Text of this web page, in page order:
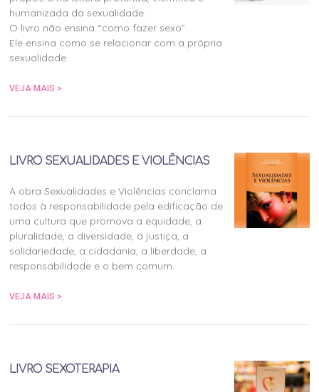
humanizada da sexualidade.
O livro não ensina “como fazer sexo”.
Ele ensina como se relacionar com a própria
sexualidade.
VEJA MAIS >
LIVRO SEXUALIDADES E VIOLÊNCIAS
A obra Sexualidades e Violências conclama
todos à responsabilidade pela edificação de
uma cultura que promova a equidade, a
pluralidade, a diversidade, a justiça, a
solidariedade, a cidadania, a liberdade, a
responsabilidade e o bem comum.
VEJA MAIS >
LIVRO SEXOTERAPIA